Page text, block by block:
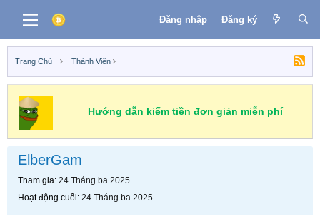
Đăng nhập Đăng ký
Trang Chủ Thành Viên
Hướng dẫn kiếm tiền đơn giản miễn phí
ElberGam
Tham gia 24 Tháng ba 2025
Hoạt động cuối 24 Tháng ba 2025